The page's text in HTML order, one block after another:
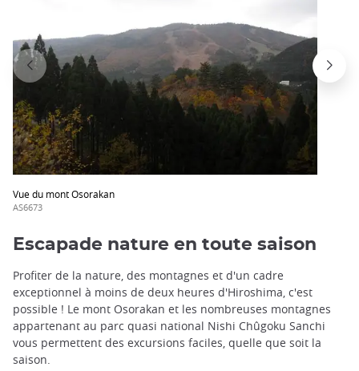
Vue du mont Osorakan
AS6673
Escapade nature en toute saison
Profiter de la nature, des montagnes et d'un cadre
exceptionnel à moins de deux heures d'Hiroshima, c'est
possible ! Le mont Osorakan et les nombreuses montagnes
appartenant au parc quasi national Nishi Chûgoku Sanchi
vous permettent des excursions faciles, quelle que soit la
saison.
trap
after
an
iframe